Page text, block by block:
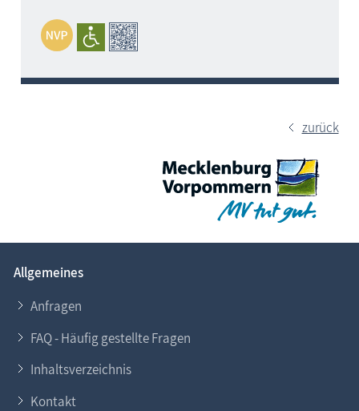
zurück
Allgemeines
Anfragen
FAQ - Häufig gestellte Fragen
Inhaltsverzeichnis
Kontakt